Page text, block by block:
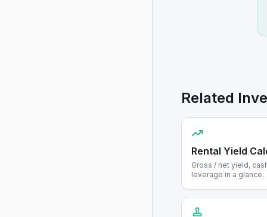
Related
Rental Yield
Gross / net yield,
leverage in a glance.